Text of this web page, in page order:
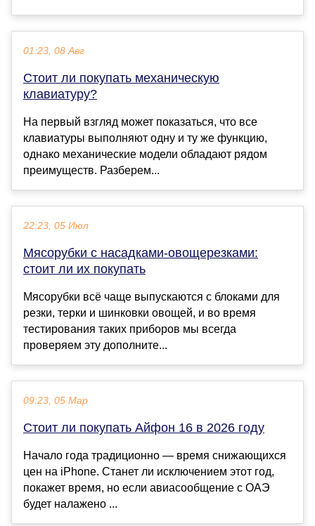
01:23, 08 Авг
Стоит ли покупать механическую
клавиатуру?
На первый взгляд может показаться, что все
клавиатуры выполняют одну и ту же функцию,
однако механические модели обладают рядом
преимуществ. Разберем...
22:23, 05 Июл
Мясорубки с насадками-овощерезками:
стоит ли их покупать
Мясорубки всё чаще выпускаются с блоками для
резки, терки и шинковки овощей, и во время
тестирования таких приборов мы всегда
проверяем эту дополните...
09:23, 05 Мар
Стоит ли покупать Айфон 16 в 2026 году
Начало года традиционно — время снижающихся
цен на iPhone. Станет ли исключением этот год,
покажет время, но если авиасообщение с ОАЭ
будет налажено ...